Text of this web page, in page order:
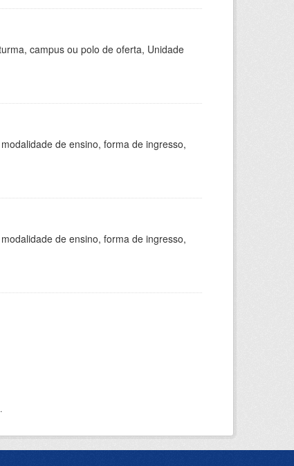
campus ou polo de oferta, Unidade
de ensino, forma de ingresso,
de ensino, forma de ingresso,